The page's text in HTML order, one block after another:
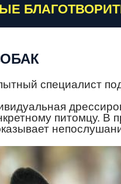
специалист
питомцу. В